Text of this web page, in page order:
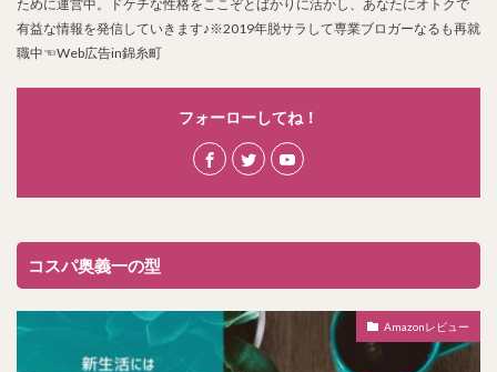
ために運営中。ドケチな性格をここぞとばかりに活かし、あなたにオトクで
有益な情報を発信していきます♪※2019年脱サラして専業ブロガーなるも再就
職中☜Web広告in錦糸町
フォーローしてね！
コスパ奥義一の型
Amazonレビュー